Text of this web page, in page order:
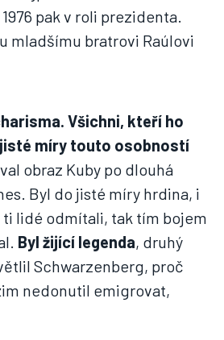
pak v roli prezidenta.
mladšímu bratrovi Raúlovi
Všichni, kteří ho
míry touto osobností
obraz Kuby po dlouhá
Byl do jisté míry hrdina, i
ti lidé odmítali, tak tím bojem
Byl žijící legenda, druhý
Schwarzenberg, proč
nedonutil emigrovat,